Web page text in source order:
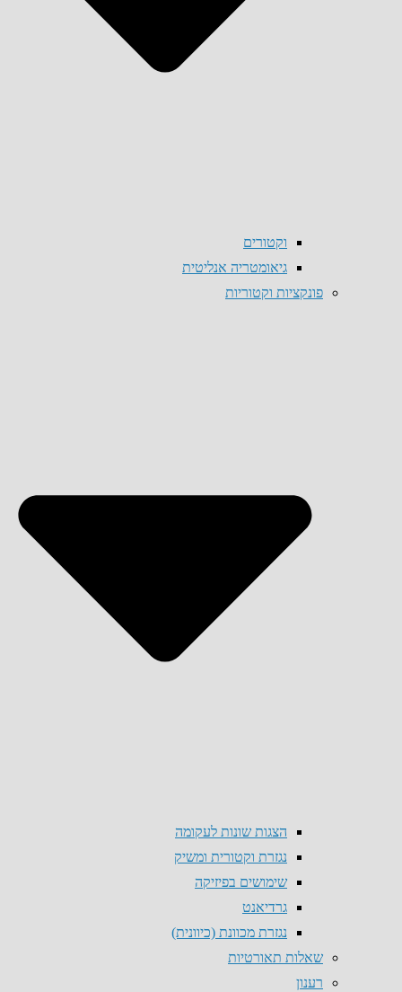
וקטורים
גיאומטריה אנליטית
פונקציות וקטוריות
הצגות שונות לעקומה
נגזרת וקטורית ומשיק
שימושים בפיזיקה
גרדיאנט
נגזרת מכוונת (כיוונית)
שאלות תאורטיות
רענון